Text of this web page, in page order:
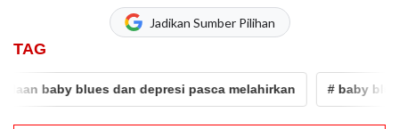
Jadikan Sumber Pilihan
TAG
baby blues dan depresi pasca melahirkan # baby blues